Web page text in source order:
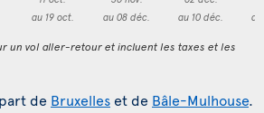
au 19 oct.
au 08 déc.
au 10 déc.
un vol aller-retour et incluent les taxes et les
de Bruxelles et de Bâle-Mulhouse.